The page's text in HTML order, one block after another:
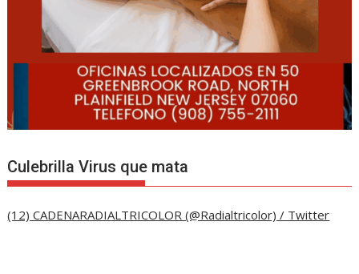
Culebrilla Virus que mata
(12) CADENARADIALTRICOLOR (@Radialtricolor) / Twitter